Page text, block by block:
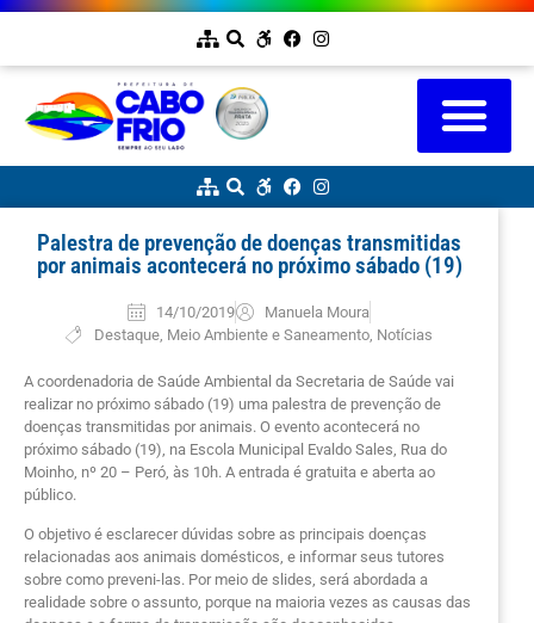
Palestra de prevenção de doenças transmitidas
por animais acontecerá no próximo sábado (19)
14/10/2019
Manuela Moura
Destaque, Meio Ambiente e Saneamento, Notícias
A coordenadoria de Saúde Ambiental da Secretaria de Saúde vai
realizar no próximo sábado (19) uma palestra de prevenção de
doenças transmitidas por animais. O evento acontecerá no
próximo sábado (19), na Escola Municipal Evaldo Sales, Rua do
Moinho, nº 20 – Peró, às 10h. A entrada é gratuita e aberta ao
público.
O objetivo é esclarecer dúvidas sobre as principais doenças
relacionadas aos animais domésticos, e informar seus tutores
sobre como preveni-las. Por meio de slides, será abordada a
realidade sobre o assunto, porque na maioria vezes as causas das